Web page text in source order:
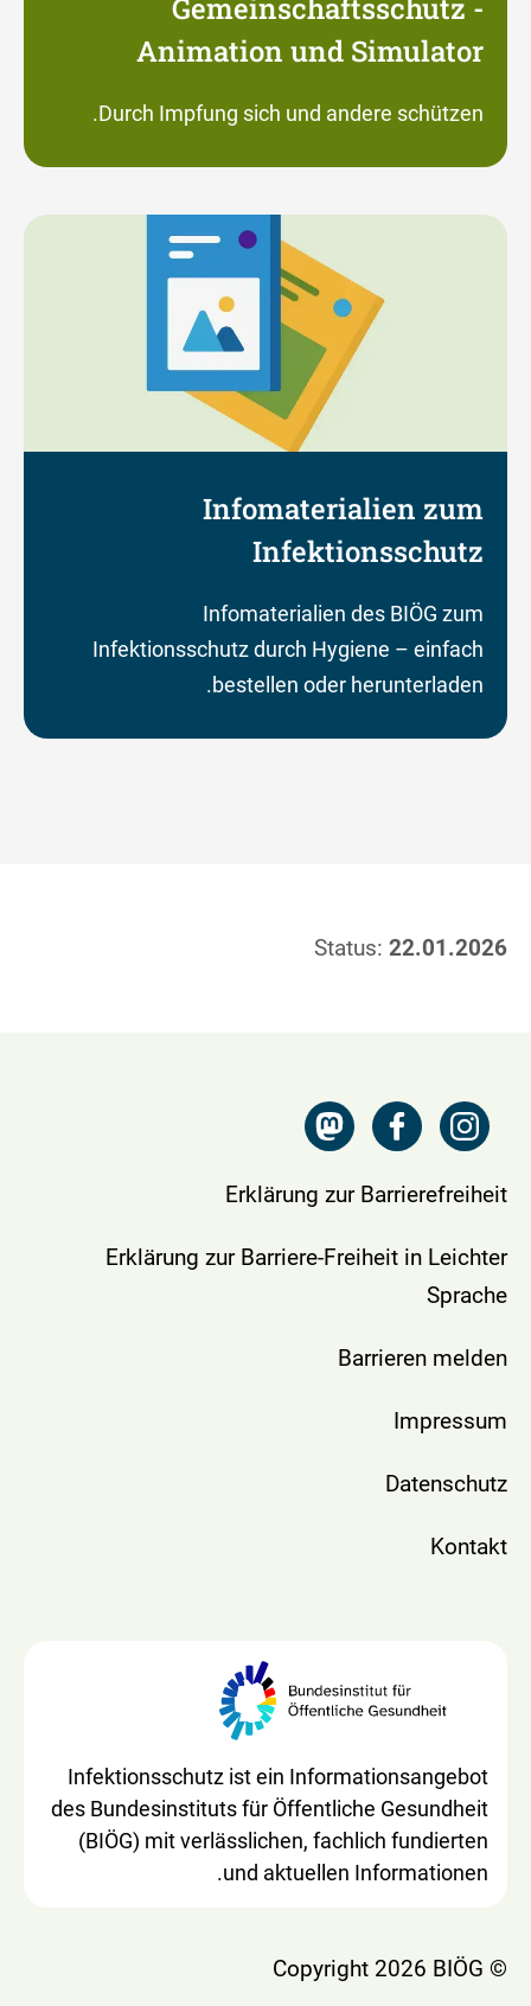
Gemeinschaftsschutz -
Animation und Simulator
Durch Impfung sich und andere schützen.
Infomaterialien zum
Infektionsschutz
Infomaterialien des BIÖG zum
Infektionsschutz durch Hygiene – einfach
bestellen oder herunterladen.
Status: 22.01.2026
Erklärung zur Barrierefreiheit
Erklärung zur Barriere-Freiheit in Leichter
Sprache
Barrieren melden
Impressum
Datenschutz
Kontakt
Infektionsschutz ist ein Informationsangebot
des Bundesinstituts für Öffentliche Gesundheit
(BIÖG) mit verlässlichen, fachlich fundierten
und aktuellen Informationen.
© Copyright 2026 BIÖG